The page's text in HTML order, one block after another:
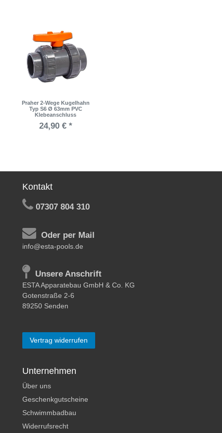
Praher 2-Wege Kugelhahn
Typ S6 Ø 63mm PVC
Klebeanschluss
24,90 € *
Kontakt
07307 804 310
Oder per Mail
info@esta-pools.de
Unsere Anschrift
ESTA Apparatebau GmbH & Co. KG
Gotenstraße 2-6
89250 Senden
Vertrag widerrufen
Unternehmen
Über uns
Geschenkgutscheine
Schwimmbadbau
Widerrufsrecht